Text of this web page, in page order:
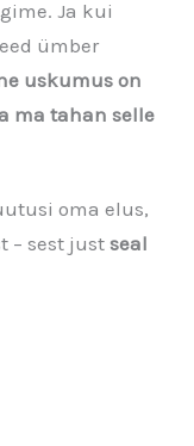
Ja kui
ümber
uskumus on
ma tahan selle
oma elus,
– sest justseal